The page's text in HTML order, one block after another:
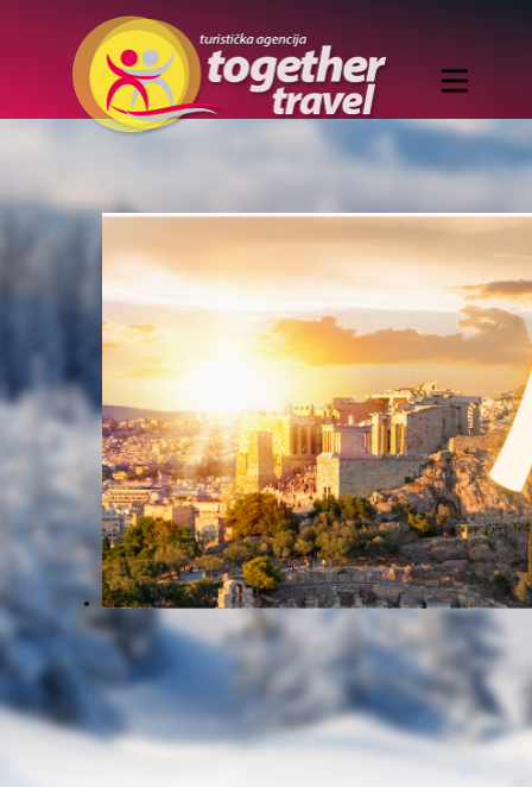
Home
ZIMOVANJE
1. maj
LETO
LETO ZA MLADE
IZLETI